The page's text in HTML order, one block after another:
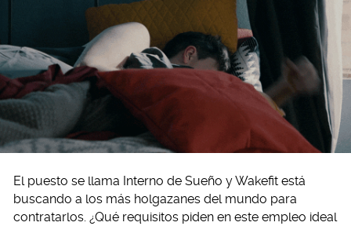
El puesto se llama Interno de Sueño y Wakefit está
buscando a los más holgazanes del mundo para
contratarlos. ¿Qué requisitos piden en este empleo ideal